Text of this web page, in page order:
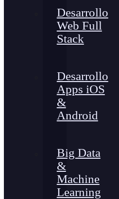
Desarrollo
Web Full
Stack
Desarrollo
Apps iOS
&
Android
Big Data
&
Machine
Learning